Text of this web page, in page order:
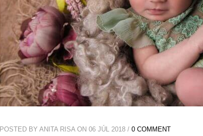
POSTED BY ANITA RISA ON 06 JÚL 2018 / 0 COMMENT